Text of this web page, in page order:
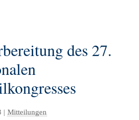
des 27.
| Mitteilungen